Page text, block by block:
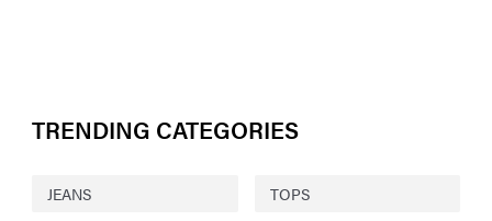
TRENDING CATEGORIES
JEANS TOPS